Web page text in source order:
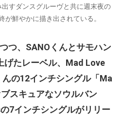
すダンスグルーヴと共に週末夜の
が鮮やかに描き出されている。
つ、SANOくんとサモハン
げたレーベル、Mad Love
の12インチシングル「Ma
スキュアなソウルバン
7インチシングルがリリー